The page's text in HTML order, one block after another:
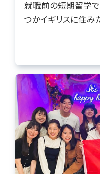
就職前の短期留学で
つかイギリスに住み